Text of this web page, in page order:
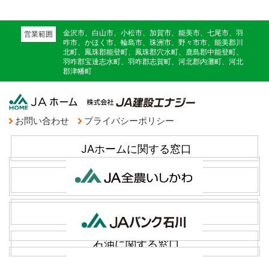
営業範囲
金沢市、白山市、小松市、加賀市、能美市、七尾市、羽
咋市、かほく市、輪島市、珠洲市、野々市市、能美郡川
北町、鳳珠郡能登町、鳳珠郡穴水町、鹿島郡中能登町、
羽咋郡宝達志水町、羽咋郡志賀町、河北郡内灘町、河北
郡津幡町
お問い合わせ プライバシーポリシー
JAホームに関する窓口
一般建築に関する窓口
シロアリ関連に関する窓口
石油に関する窓口